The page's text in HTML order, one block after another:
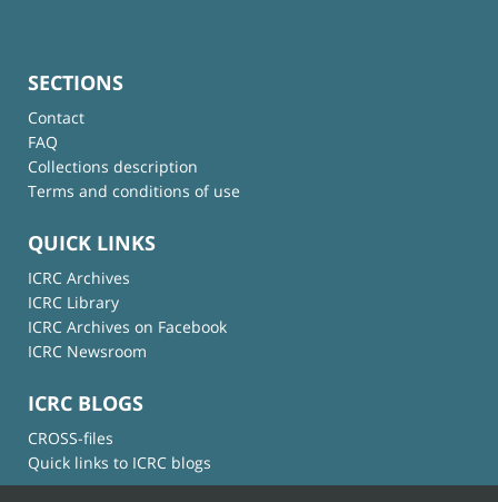
SECTIONS
Contact
FAQ
Collections description
Terms and conditions of use
QUICK LINKS
ICRC Archives
ICRC Library
ICRC Archives on Facebook
ICRC Newsroom
ICRC BLOGS
CROSS-files
Quick links to ICRC blogs